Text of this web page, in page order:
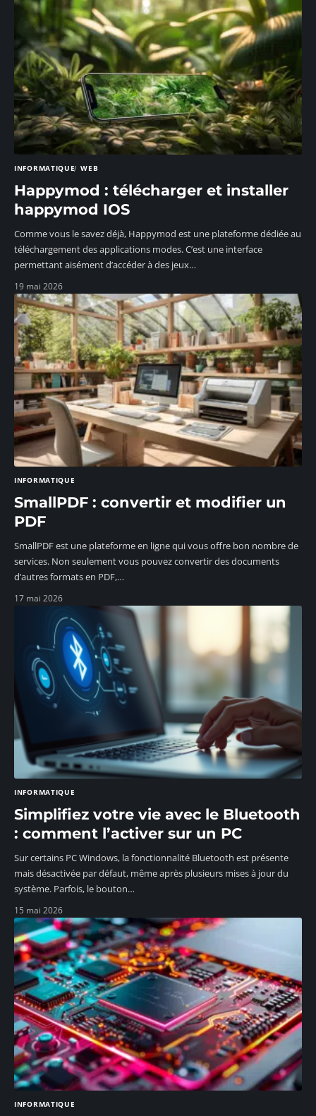
INFORMATIQUE WEB
Happymod : télécharger et installer
happymod IOS
Comme vous le savez déjà, Happymod est une plateforme dédiée au
téléchargement des applications modes. C’est une interface
permettant aisément d’accéder à des jeux…
19 mai 2026
INFORMATIQUE
SmallPDF : convertir et modifier un
PDF
SmallPDF est une plateforme en ligne qui vous offre bon nombre de
services. Non seulement vous pouvez convertir des documents
d’autres formats en PDF,…
17 mai 2026
INFORMATIQUE
Simplifiez votre vie avec le Bluetooth
: comment l’activer sur un PC
Sur certains PC Windows, la fonctionnalité Bluetooth est présente
mais désactivée par défaut, même après plusieurs mises à jour du
système. Parfois, le bouton…
15 mai 2026
INFORMATIQUE